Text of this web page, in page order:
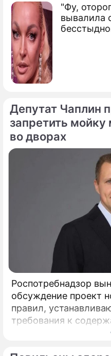
"Фу,
вывалила
Депутат Чаплин
запретить
во дворах
Роспотребнадзор
обсуждение проект
правил,
требования к